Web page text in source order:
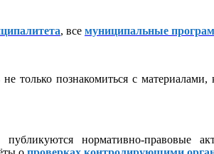
, все муниципальные
только познакомиться с
нормативно-правовые